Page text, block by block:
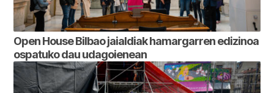
Open House Bilbao jaialdiak hamargarren edizinoa
ospatuko dau udagoienean